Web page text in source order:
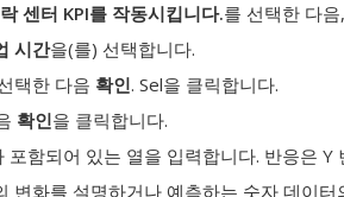
센터 KPI를 작동시킵니다.를 선택한 다음,
시간을(를) 선택합니다.
택한 다음 확인. Sel을 클릭합니다.
확인을 클릭합니다.
포함되어 있는 열을 입력합니다. 반응은 Y
변화를 설명하거나 예측하는 숫자 데이터